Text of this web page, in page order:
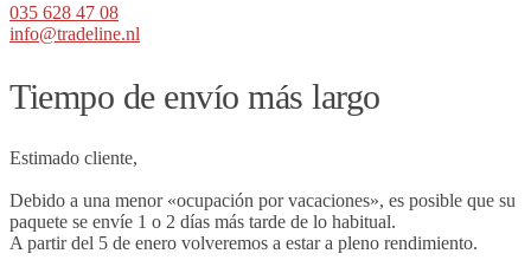
035 628 47 08
info@tradeline.nl
Tiempo de envío más largo
Estimado cliente,
Debido a una menor «ocupación por vacaciones», es posible que su
paquete se envíe 1 o 2 días más tarde de lo habitual.
A partir del 5 de enero volveremos a estar a pleno rendimiento.